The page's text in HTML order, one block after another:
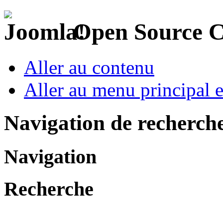
Open Source
Aller au contenu
Aller au menu principal
Navigation de
Navigation
Recherche